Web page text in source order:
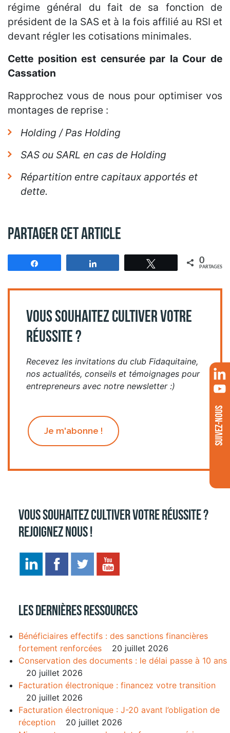
régime général du fait de sa fonction de
président de la SAS et à la fois affilié au RSI et
devant régler les cotisations minimales.
Cette position est censurée par la Cour de
Cassation
Rapprochez vous de nous pour optimiser vos
montages de reprise :
Holding / Pas Holding
SAS ou SARL en cas de Holding
Répartition entre capitaux apportés et
dette.
Partager cet article
Tweetez 0
PARTAGES
VOUS SOUHAITEZ CULTIVER VOTRE
RÉUSSITE ?
Recevez les invitations du club Fidaquitaine,
nos actualités, conseils et témoignages pour
entrepreneurs avec notre newsletter :)
Je m'abonne !
Vous souhaitez cultiver votre réussite ?
Rejoignez nous !
Les dernières ressources
Bénéficiaires effectifs : des sanctions financières
fortement renforcées
20 juillet 2026
Conservation des documents : le délai passe à 10 ans
20 juillet 2026
Facturation électronique : financez votre transition
20 juillet 2026
Facturation électronique : J-20 avant l’obligation de
réception
20 juillet 2026
SUIVEZ-NOUS